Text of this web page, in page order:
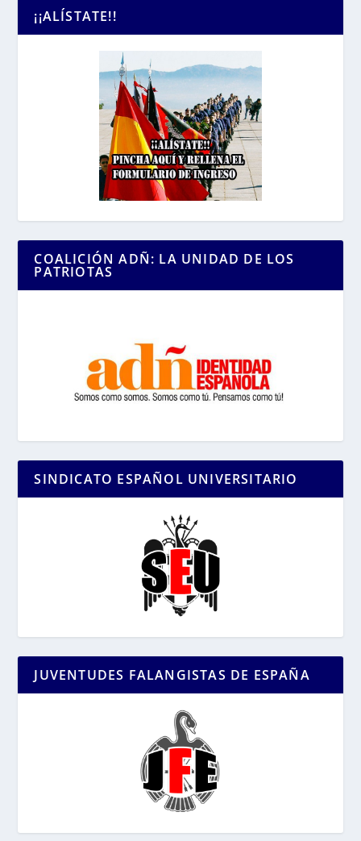
¡¡ALÍSTATE!!
COALICIÓN ADÑ: LA UNIDAD DE LOS
PATRIOTAS
SINDICATO ESPAÑOL UNIVERSITARIO
JUVENTUDES FALANGISTAS DE ESPAÑA